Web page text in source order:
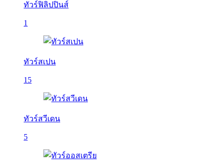
ทัวร์ฟิลิปปินส์
1
ทัวร์สเปน
15
ทัวร์สวีเดน
5